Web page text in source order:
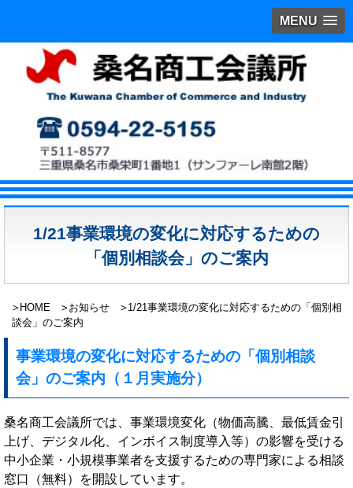
MENU
1/21事業環境の変化に対応するための
「個別相談会」のご案内
HOME お知らせ
1/21事業環境の変化に対応するための「個別相
談会」のご案内
事業環境の変化に対応するための「個別相談
会」のご案内（１月実施分）
桑名商工会議所では、事業環境変化（物価高騰、最低賃金引
上げ、デジタル化、インボイス制度導入等）の影響を受ける
中小企業・小規模事業者を支援するための専門家による相談
窓口（無料）を開設しています。